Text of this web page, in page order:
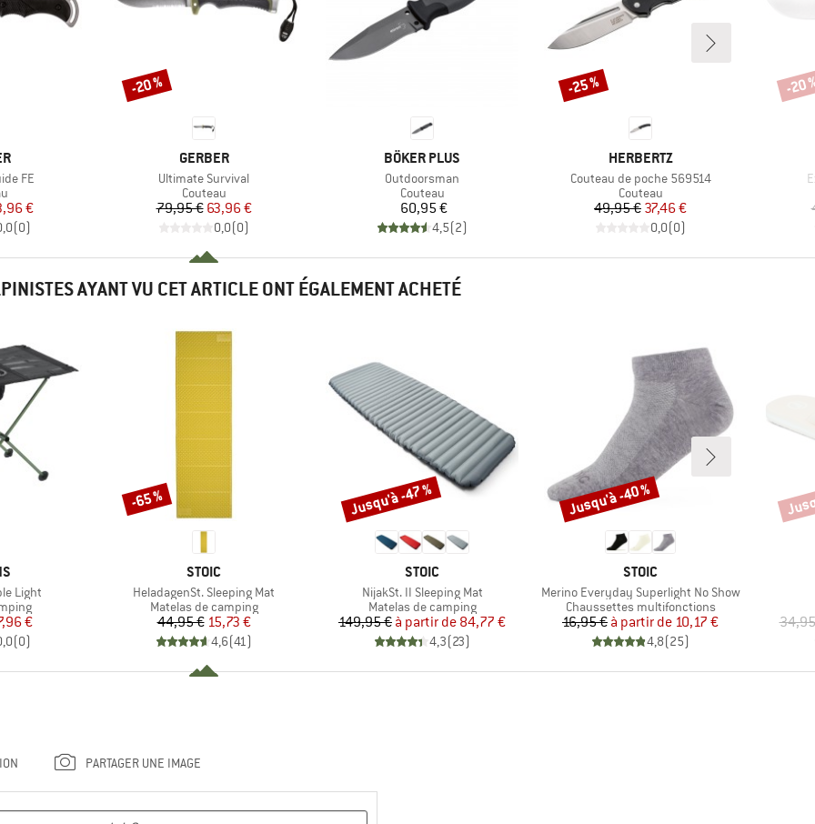
FE
group
réduit
€
(0)
MARQUE
GERBER
Article
Ultimate Survival
Product group
Couteau
Prix
79,95 €Prix réduit
63,96 €
0,0(0)
Remise
-20 %
MARQUE
BÖKER PLUS
Article
Outdoorsman
Product group
Couteau
Prix
60,95 €
4,5(2)
MARQUE
HERBERTZ
Article
Couteau de poche 569514
Product group
Couteau
Prix
49,95 €Prix réduit
37,46 €
0,0(0)
Remise
-25 % -20
AYANT VU CET ARTICLE ONT ÉGALEMENT ACHETÉ
Light
réduit
€
(0)
MARQUE
STOIC
Article
HeladagenSt. Sleeping Mat
Product group
Matelas de camping
Prix
44,95 €Prix réduit
15,73 €
4,6(41)
Remise
-65 %
MARQUE
STOIC
Article
NijakSt. II Sleeping Mat
Product group
Matelas de camping
Prix
149,95 € Prix réduit
à partir de 84,77 €
4,3(23)
Remise
Jusqu'à -47 %
MARQUE
STOIC
Article
Merino Everyday Superlight No Show
Product group
Chaussettes multifonctions
Prix
16,95 € Prix réduit
à partir de 10,17 €
4,8(25)
Remise
Jusqu'à -40 %
PARTAGER UNE IMAGE